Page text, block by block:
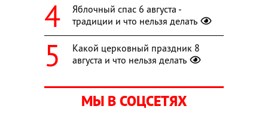
Яблочный спас 6 августа -
традиции и что нельзя делать
Какой церковный праздник 8
августа и что нельзя делать
МЫ В СОЦСЕТЯХ